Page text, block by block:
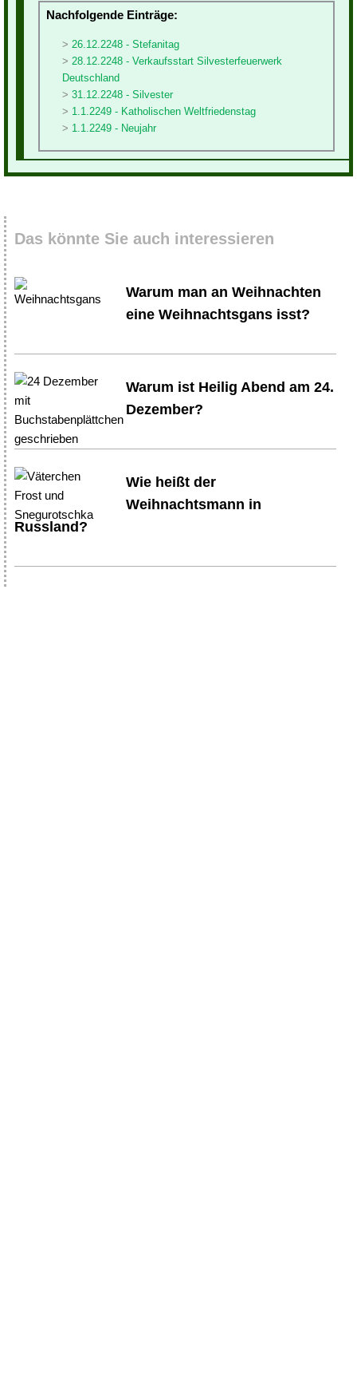
Nachfolgende Einträge:
26.12.2248 - Stefanitag
28.12.2248 - Verkaufsstart Silvesterfeuerwerk
Deutschland
31.12.2248 - Silvester
1.1.2249 - Katholischen Weltfriedenstag
1.1.2249 - Neujahr
Das könnte Sie auch interessieren
Warum man an Weihnachten
eine Weihnachtsgans isst?
Warum ist Heilig Abend am 24.
Dezember?
Wie heißt der
Weihnachtsmann in
Russland?